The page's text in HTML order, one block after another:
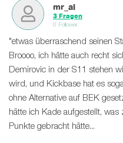
mr_al
3 Fragen
0 Follower
"etwas überraschend seinen
Broooo, ich hätte auch recht
Demirovic in der S11 stehen
wird, und Kickbase hat es
ohne Alternative auf BEK
hätte ich Kade aufgestellt,
Punkte gebracht hätte...